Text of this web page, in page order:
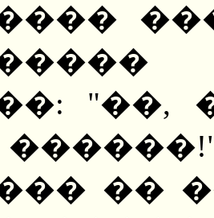
"��,
��